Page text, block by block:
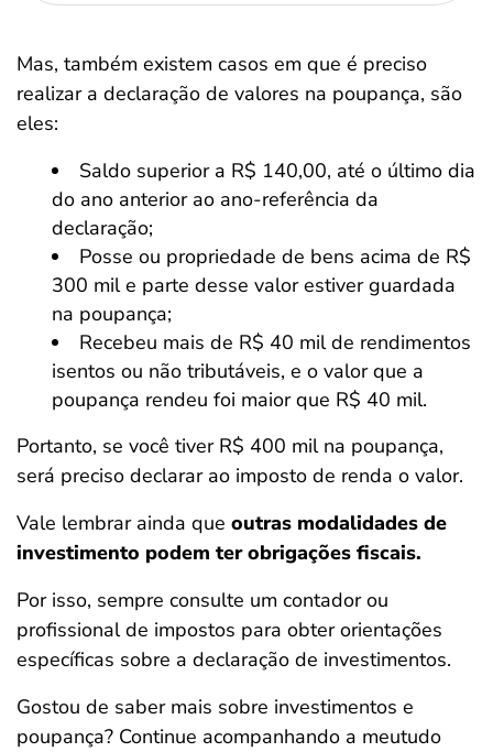
Mas, também existem casos em que é preciso
realizar a declaração de valores na poupança, são
eles:
Saldo superior a R$ 140,00, até o último dia
do ano anterior ao ano-referência da
declaração;
Posse ou propriedade de bens acima de R$
300 mil e parte desse valor estiver guardada
na poupança;
Recebeu mais de R$ 40 mil de rendimentos
isentos ou não tributáveis, e o valor que a
poupança rendeu foi maior que R$ 40 mil.
Portanto, se você tiver R$ 400 mil na poupança,
será preciso declarar ao imposto de renda o valor.
Vale lembrar ainda que outras modalidades de
investimento podem ter obrigações fiscais.
Por isso, sempre consulte um contador ou
profissional de impostos para obter orientações
específicas sobre a declaração de investimentos.
Gostou de saber mais sobre investimentos e
poupança? Continue acompanhando a meutudo